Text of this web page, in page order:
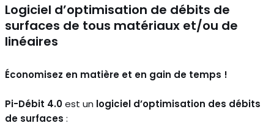
Logiciel d’optimisation de débits de
surfaces de tous matériaux et/ou de
linéaires
Économisez en matière et en gain de temps !
Pi-Débit 4.0est un logiciel d’optimisation des débits
de surfaces :